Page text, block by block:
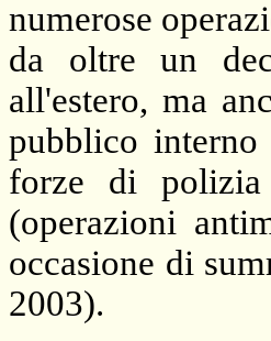
numerose
da oltre un
all'estero, ma
pubblico
forze di polizia
(operazioni
occasione di
2003).